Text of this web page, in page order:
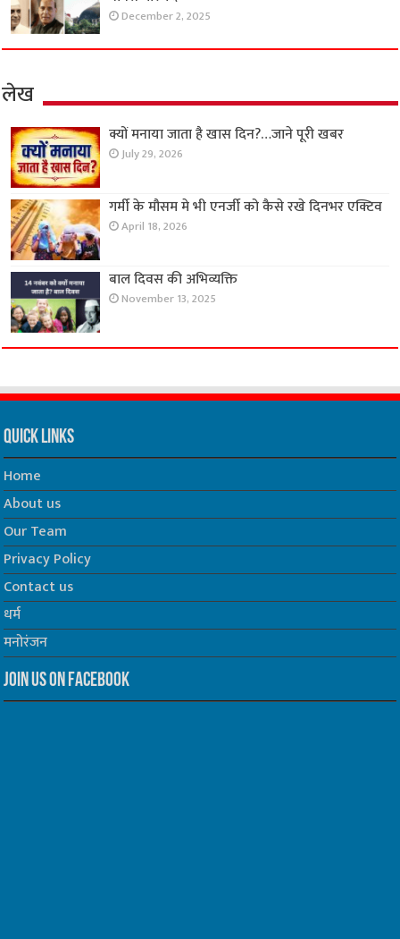
December 2, 2025
लेख
क्यों मनाया जाता है खास दिन?…जाने पूरी खबर
July 29, 2026
गर्मी के मौसम मे भी एनर्जी को कैसे रखे दिनभर एक्टिव
April 18, 2026
बाल दिवस की अभिव्यक्ति
November 13, 2025
Quick Links
Home
About us
Our Team
Privacy Policy
Contact us
धर्म
मनोरंजन
Join us on Facebook